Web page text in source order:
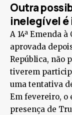
Outra
inelegível é
A 14ª Emenda
aprovada
República, não
tiverem
uma tentativa
Em fevereiro, o
presença de